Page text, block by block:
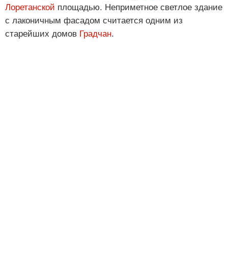
Лоретанской площадью. Неприметное светлое здание
с лаконичным фасадом считается одним из
старейших домов Градчан.